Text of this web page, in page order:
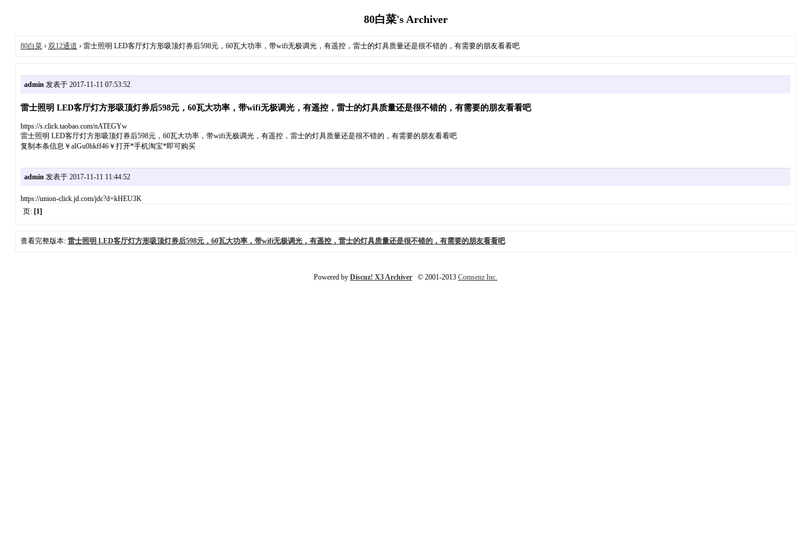
80白菜's Archiver
80白菜› 双12通道 › 雷士照明 LED客厅灯方形吸顶灯券后598元，60瓦大功率，带wifi无极调光，有遥控，雷士的灯具质量还是很不错的，有需要的朋友看看吧
admin发表于 2017-11-11 07:53:52
雷士照明 LED客厅灯方形吸顶灯券后598元，60瓦大功率，带wifi无极调光，有遥控，雷士的灯具质量还是很不错的，有需要的朋友看看吧
https://s.click.taobao.com/nATEGYw
雷士照明 LED客厅灯方形吸顶灯券后598元，60瓦大功率，带wifi无极调光，有遥控，雷士的灯具质量还是很不错的，有需要的朋友看看吧
复制本条信息￥aIGu0hkff46￥打开*手机淘宝*即可购买
admin发表于 2017-11-11 11:44:52
https://union-click.jd.com/jdc?d=kHEU3K
页: [1]
查看完整版本: 雷士照明 LED客厅灯方形吸顶灯券后598元，60瓦大功率，带wifi无极调光，有遥控，雷士的灯具质量还是很不错的，有需要的朋友看看吧
Powered by Discuz! X3 Archiver © 2001-2013 Comsenz Inc.